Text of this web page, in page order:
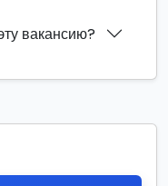
вакансию?